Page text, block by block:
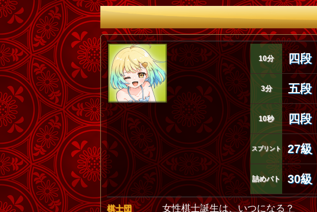
10分 四段
3分 五段
10秒 四段
スプリント 27級
詰めバト 30級
棋士団 女性棋士誕生は、いつになる？